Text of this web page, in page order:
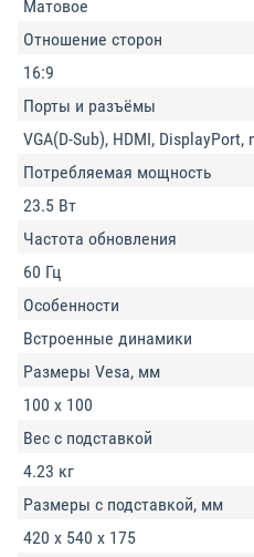
Матовое
Отношение сторон
16:9
Порты и разъёмы
VGA(D-Sub), HDMI,
Потребляемая мощность
23.5 Вт
Частота обновления
60 Гц
Особенности
Встроенные динамики
Размеры Vesa, мм
100 x 100
Вес с подставкой
4.23 кг
Размеры с подставкой, мм
420 x 540 x 175